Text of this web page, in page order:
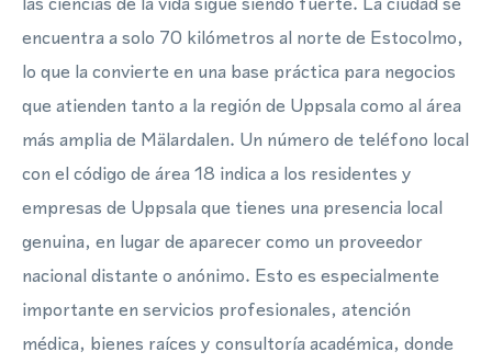
encuentra a solo 70 kilómetros al norte de Estocolmo,
lo que la convierte en una base práctica para negocios
que atienden tanto a la región de Uppsala como al área
más amplia de Mälardalen. Un número de teléfono local
con el código de área 18 indica a los residentes y
empresas de Uppsala que tienes una presencia local
genuina, en lugar de aparecer como un proveedor
nacional distante o anónimo. Esto es especialmente
importante en servicios profesionales, atención
médica, bienes raíces y consultoría académica, donde